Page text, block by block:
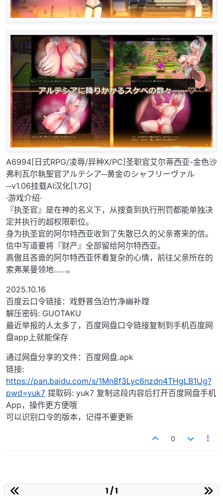
A6994[日式RPG/凌辱/异种X/PC]圣职官艾尔蒂西亚-金色沙
弗利瓦尔執聖官アルテシア─黄金のシャフリーヴァル
─v1.06挂载AI汉化[1.7G]
·游戏介绍·
『执圣官』是在神的名义下，从搜查到执行刑罚都能单独决
定并执行的超权限职位。
身为执圣官的阿尔特西亚收到了失散已久的父亲寄来的信。
信中写道要将『财产』全部留给阿尔特西亚。
高傲且吝啬的阿尔特西亚怀着复杂的心情，前往父亲所在的
索弗莱曼领地……。
2025.10.16
百度云口令链接：戏野普刍泊竹净幽补蹚
解压密码: GUOTAKU
最近举报的人太多了，百度网盘口令链接复制到手机百度网
盘app上就能保存
通过网盘分享的文件：百度网盘.apk
链接:
https://pan.baidu.com/s/1Mn8f3Lyc6nzdn4THgLB1Ug?
pwd=yuk7 提取码: yuk7 复制这段内容后打开百度网盘手机
App，操作更方便哦
可以识别口令的版本，记得不要更新
0
1 / 1